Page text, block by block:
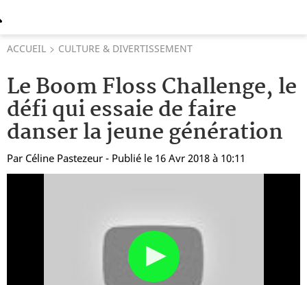
ACCUEIL CULTURE & DIVERTISSEMENT
Le Boom Floss Challenge, le
défi qui essaie de faire
danser la jeune génération
Par Céline Pastezeur - Publié le 16 Avr 2018 à 10:11